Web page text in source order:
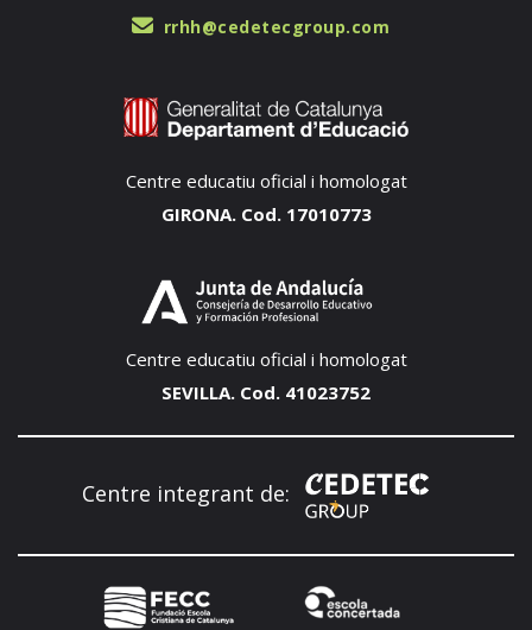
rrhh@cedetecgroup.com
Centre educatiu oficial i homologat
GIRONA. Cod. 17010773
Centre educatiu oficial i homologat
SEVILLA. Cod. 41023752
Centre integrant de: